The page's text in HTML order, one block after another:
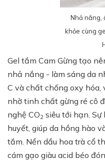
Nhả nắng,
khỏe cùng
Gel tắm Cam Gừng tạo
nhả nắng - làm sáng da
C và chất chống oxy hóa,
nhờ tinh chất gừng ré cô
nghệ CO2 siêu tới hạn.
huyết, giúp da hồng hào
tắm. Nền dầu hoa trà cổ
cám gạo giàu acid béo